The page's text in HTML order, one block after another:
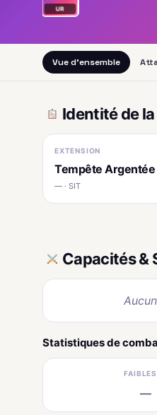
UR
Vue d'ensemble
Identité de
EXTENSION
Tempête Argentée
— · SIT
Capacités &
Statistiques de
—